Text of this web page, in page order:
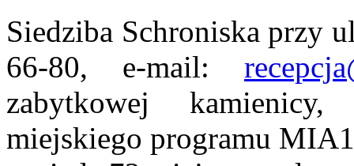
Siedziba Schroniska przy
66-80, e-mail:
zabytkowej
miejskiego programu